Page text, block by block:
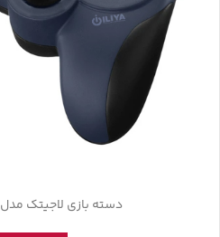
دسته بازی لاجیتک مدل LOGITECH F310